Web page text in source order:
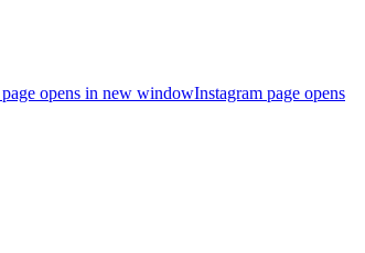
opens in new windowInstagram page opens